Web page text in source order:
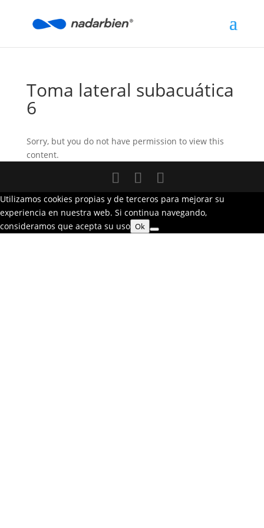
Toma lateral subacuática
6
Sorry, but you do not have permission to view this
content.
Utilizamos cookies propias y de terceros para mejorar su
experiencia en nuestra web. Si continua navegando,
consideramos que acepta su uso Ok